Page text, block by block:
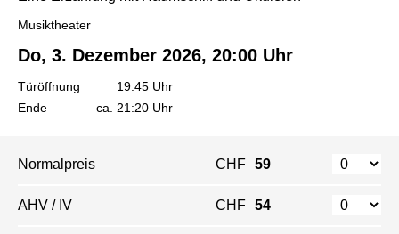
Musiktheater
Do, 3. Dezember 2026, 20:00 Uhr
Türöffnung
19:45 Uhr
Ende
ca. 21:20 Uhr
Normalpreis CHF 59
AHV / IV CHF 54